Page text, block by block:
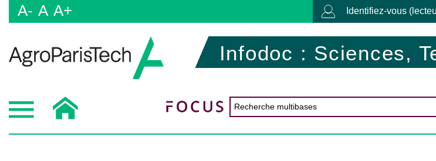
A- A A+ Identifiez-vous
Infodoc : Sciences,